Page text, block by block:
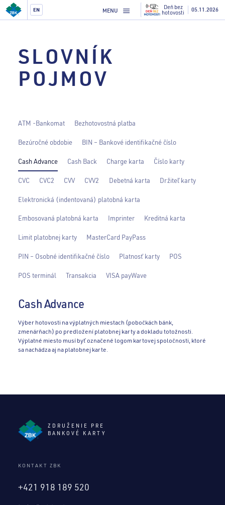
EN MENU
Deň bez
hotovosti 05.11.2026
SLOVNÍK
POJMOV
ATM -Bankomat Bezhotovostná platba
Bezúročné obdobie BIN – Bankové identifikačné číslo
Cash Advance Cash Back Charge karta Číslo karty
CVC CVC2 CVV CVV2 Debetná karta Držiteľ karty
Elektronická (indentovaná) platobná karta
Embosovaná platobná karta Imprinter Kreditná karta
Limit platobnej karty MasterCard PayPass
PIN – Osobné identifikačné číslo Platnosť karty POS
POS terminál Transakcia VISA payWave
Cash Advance
Výber hotovosti na výplatných miestach (pobočkách bánk,
zmenárňach) po predložení platobnej karty a dokladu totožnosti.
Výplatné miesto musí byť označené logom kartovej spoločnosti, ktoré
sa nachádza aj na platobnej karte.
ZDRUŽENIE PRE
BANKOVÉ KARTY
KONTAKT ZBK
+421 918 189 520